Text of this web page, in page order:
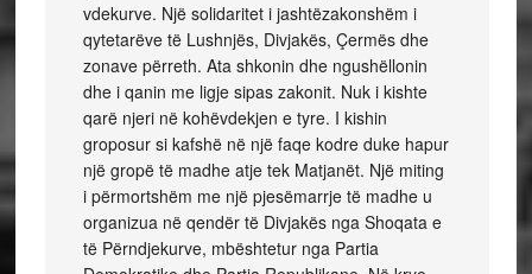
vdekurve. Një solidaritet i jashtëzakonshëm i
qytetarëve të Lushnjës, Divjakës, Çermës dhe
zonave përreth. Ata shkonin dhe ngushëllonin
dhe i qanin me ligje sipas zakonit. Nuk i kishte
qarë njeri në kohëvdekjen e tyre. I kishin
groposur si kafshë në një faqe kodre duke hapur
një gropë të madhe atje tek Matjanët. Një miting
i përmortshëm me një pjesëmarrje të madhe u
organizua në qendër të Divjakës nga Shoqata e
të Përndjekurve, mbështetur nga Partia